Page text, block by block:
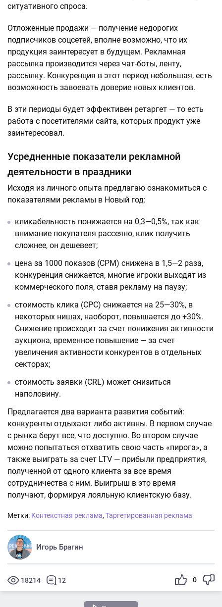
ситуативного спроса.
Отложенные продажи — получение недорогих
подписчиков соцсетей, вполне возможно, что их
продукция заинтересует в будущем. Рекламная
рассылка производится через чат-боты, ленту,
рассылку. Конкуренция в этот период небольшая, есть
возможность завоевать доверие новых клиентов.
В эти периоды будет эффективен ретаргет — то есть
работа с посетителями сайта, которых продукт уже
заинтересовал.
Усредненные показатели рекламной
деятельности в праздники
Исходя из личного опыта предлагаю ознакомиться с
показателями рекламы в Новый год:
кликабельность понижается на 0,3—0,5%, так как
внимание покупателя рассеяно, клик получить
сложнее, он дешевеет;
цена за 1000 показов (СРМ) снижена в 1,5—2 раза,
конкуренция снижается, многие игроки выходят из
коммерческого поля, ставя рекламу на паузу;
стоимость клика (СРС) снижается на 25—30%, в
некоторых нишах, наоборот, повышается до +30%.
Снижение происходит за счет понижения активности
аукциона, временное повышение — за счет
увеличения активности конкурентов в отдельных
секторах;
стоимость заявки (CRL) может снизиться
наполовину.
Предлагается два варианта развития событий:
конкуренты отдыхают либо активны. В первом случае
с рынка берут все, что доступно. Во втором случае
можно попытаться отхватить свою часть «пирога», а
также выиграть за счет LTV — прибыли предприятия,
полученной от одного клиента за все время
сотрудничества с ним. Выигрыш в это время
получают, формируя лояльную клиентскую базу.
Метки: Контекстная реклама, Таргетированная реклама
Игорь Брагин
18214 12 0